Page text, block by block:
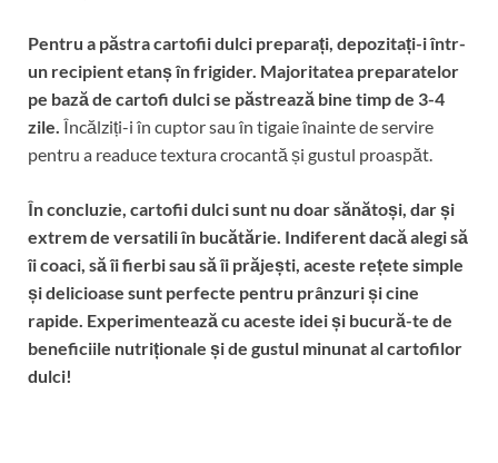
Pentru a păstra cartofii dulci preparați, depozitați-i într-
un recipient etanș în frigider. Majoritatea preparatelor
pe bază de cartofi dulci se păstrează bine timp de 3-4
zile. Încălziți-i în cuptor sau în tigaie înainte de servire
pentru a readuce textura crocantă și gustul proaspăt.
În concluzie, cartofii dulci sunt nu doar sănătoși, dar și
extrem de versatili în bucătărie. Indiferent dacă alegi să
îi coaci, să îi fierbi sau să îi prăjești, aceste rețete simple
și delicioase sunt perfecte pentru prânzuri și cine
rapide. Experimentează cu aceste idei și bucură-te de
beneficiile nutriționale și de gustul minunat al cartofilor
dulci!